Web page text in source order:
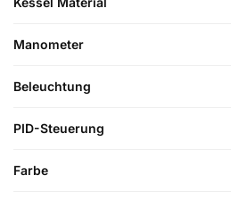
Manometer
Beleuchtung
PID-Steuerung
Farbe